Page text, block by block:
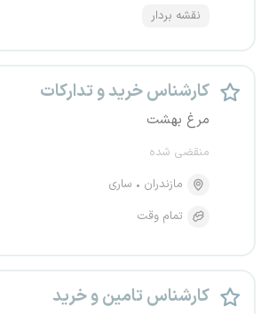
نقشه بردار
کارشناس خرید و تدارکات
مرغ بهشت
منقضی شده
مازندران
ساری
تمام وقت
کارشناس تامین و خرید